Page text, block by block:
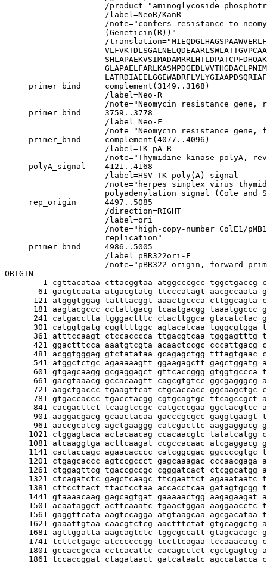
/product="aminoglycoside
                     /label=NeoR/KanR
/note="confers resistance to
                     (Geneticin(R))"
/
     primer_bind     complement(3149..3168)
                     /label=Neo-R
/note="Neomycin resistance gene,
     primer_bind     3759..3778
                     /label=Neo-F
/note="Neomycin resistance gene,
     primer_bind     complement(4077..4096)
                     /label=TK-pA-R
/note="Thymidine kinase polyA,
     polyA_signal    4121..4168
                     /label=HSV TK poly(A) signal
/note="herpes simplex virus
polyadenylation signal (Cole and
     rep_origin      4497..5085
                     /direction=RIGHT
                     /label=ori
/note="high-copy-number ColE1/
                     replication"
     primer_bind     4986..5005
                     /label=pBR322ori-F
/note="pBR322 origin, forward
ORIGIN
1 cgttacataa cttacggtaa atggcccgcc tggctgaccg
61 gacgtcaata atgacgtatg ttcccatagt aacgccaata
121 atgggtggag tatttacggt aaactgccca cttggcagta
181 aagtacgccc cctattgacg tcaatgacgg taaatggccc
241 catgacctta tgggactttc ctacttggca gtacatctac
301 catggtgatg cggttttggc agtacatcaa tgggcgtgga
361 atttccaagt ctccacccca ttgacgtcaa tgggagtttg
421 ggactttcca aaatgtcgta acaactccgc cccattgacg
481 acggtgggag gtctatataa gcagagctgg tttagtgaac
541 atggctctgc agaaaaagtt ggaagagctt gagctggatg
601 gtgagcaagg gcgaggagct gttcaccggg gtggtgccca
661 gacgtaaacg gccacaagtt cagcgtgtcc ggcgagggcg
721 aagctgaccc tgaagttcat ctgcaccacc ggcaagctgc
781 gtgaccaccc tgacctacgg cgtgcagtgc ttcagccgct
841 cacgacttct tcaagtccgc catgcccgaa ggctacgtcc
901 aaggacgacg gcaactacaa gacccgcgcc gaggtgaagt
961 aaccgcatcg agctgaaggg catcgacttc aaggaggacg
1021 ctggagtaca actacaacag ccacaacgtc tatatcatgg
1081 atcaaggtga acttcaagat ccgccacaac atcgaggacg
1141 cactaccagc agaacacccc catcggcgac ggccccgtgc
1201 ctgagcaccc agtccgccct gagcaaagac cccaacgaga
1261 ctggagttcg tgaccgccgc cgggatcact ctcggcatgg
1321 ctcagatctc gagctcaagc ttcgaattct agaaataatc
1381 cttccttact ttactcctaa accacctcaa gatagtgcgg
1441 gtaaaacaag gagcagtgat gaaaaactgg aagagaagat
1501 acaataggct acttcaaatc tgaactggaa aaggaacctc
1561 gaggttcata aagtccagga atgtaagcaa agcgacataa
1621 gaaattgtaa caacgtctcg aactttctat gtgcaggctg
1681 agttggatta aagcagtctc tggcgccatt gtagcacagc
1741 tcttctgagc atccccccgg tccttcagaa tccaaacacg
1801 gccaccgcca cctcacattc cacagcctct cgctgagtcg
1861 tccaccggat ctagataact gatcataatc agccatacca